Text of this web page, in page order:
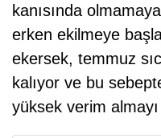
kanısında
erken ekilmeye
ekersek, temmuz
kalıyor ve bu
yüksek verim